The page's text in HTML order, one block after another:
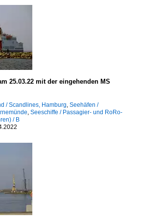
25.03.22 mit der eingehenden MS
/ Scandlines, Hamburg, Seehäfen /
, Seeschiffe / Passagier- und RoRo-
/ B